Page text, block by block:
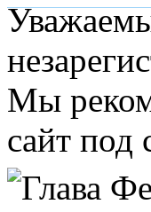
Мы
сайт под